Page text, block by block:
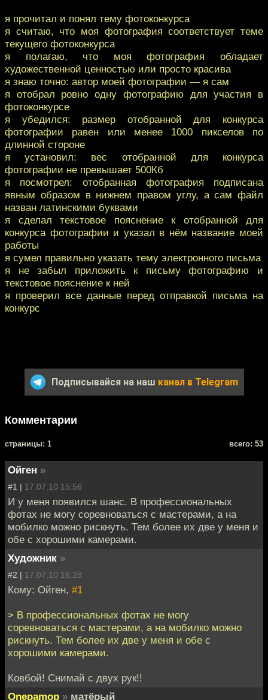
я прочитал и понял тему фотоконкурса
я считаю, что моя фотография соответствует теме
текущего фотоконкурса
я полагаю, что моя фотография обладает
художественной ценностью или просто красива
я знаю точно: автор моей фотографии — я сам
я отобрал ровно одну фотографию для участия в
фотоконкурсе
я убедился: размер отобранной для конкурса
фотографии равен или менее 1000 пикселов по
длинной стороне
я установил: вес отобранной для конкурса
фотографии не превышает 500Кб
я посмотрел: отобранная фотография подписана
явным образом в нижнем правом углу, а сам файл
назван латинскими буквами
я сделал текстовое пояснение к отобранной для
конкурса фотографии и указал в нём название моей
работы
я сумел правильно указать тему электронного письма
я не забыл приложить к письму фотографию и
текстовое пояснение к ней
я проверил все данные перед отправкой письма на
конкурс
Подписывайся на наш канал в Telegram
Комментарии
cтраницы: 1 всего: 53
Ойген »
#1 | 17.07.10 15:56
И у меня появился шанс. В профессиональных
фотах не могу соревноваться с мастерами, а на
мобилко можно рискнуть. Тем более их две у меня и
обе с хорошими камерами.
Художник »
#2 | 17.07.10 16:28
Кому: Ойген, #1
> В профессиональных фотах не могу
соревноваться с мастерами, а на мобилко можно
рискнуть. Тем более их две у меня и обе с
хорошими камерами.
Ковбой! Снимай с двух рук!!
Onepamop » матёрый